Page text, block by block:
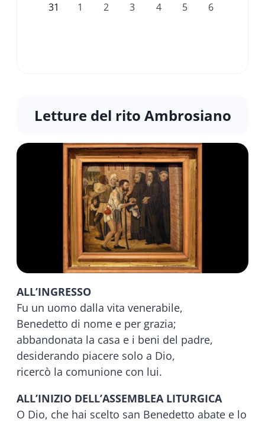
31 1 2 3 4 5 6
Letture del rito Ambrosiano
ALL’INGRESSO
Fu un uomo dalla vita venerabile,
Benedetto di nome e per grazia;
abbandonata la casa e i beni del padre,
desiderando piacere solo a Dio,
ricercò la comunione con lui.
ALL’INIZIO DELL’ASSEMBLEA LITURGICA
O Dio, che hai scelto san Benedetto abate e lo